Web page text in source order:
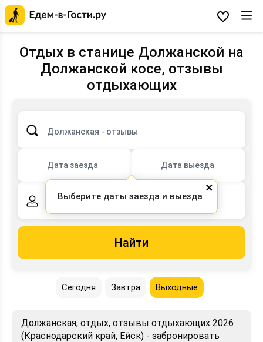
Избранное
Отдых в станице Должанской на
Должанской косе, отзывы
отдыхающих
Должанская - отзывы
Дата заезда Дата выезда
2 взрослых, 0 детей
Найти
Сегодня Завтра Выходные
Должанская, отдых, отзывы отдыхающих 2026
(Краснодарский край, Ейск) - забронировать
×
Выберите даты заезда и выезда